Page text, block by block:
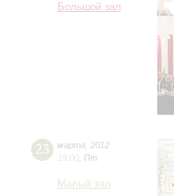
Большой зал
23 марта
2012
19:00 Пт
Малый зал